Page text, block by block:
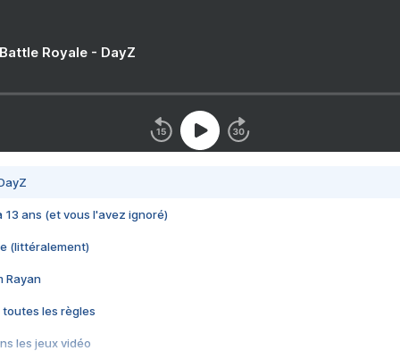
Royale - DayZ
13 ans (et vous l'avez ignoré)
(littéralement)
Rayan
toutes les règles
les jeux vidéo